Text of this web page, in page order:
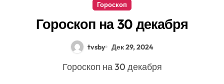
Гороскоп
Гороскоп на 30 декабря
tvsby Дек 29, 2024
Гороскоп на 30 декабря